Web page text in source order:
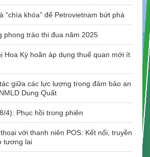
“chìa khóa” để Petrovietnam bứt phá
phong trào thi đua năm 2025
Hoa Kỳ hoãn áp dụng thuế quan mới ít
giữa các lực lượng trong đảm bảo an
Dung Quất
4): Phục hồi trong phiên
với thanh niên POS: Kết nối, truyền
tương lai